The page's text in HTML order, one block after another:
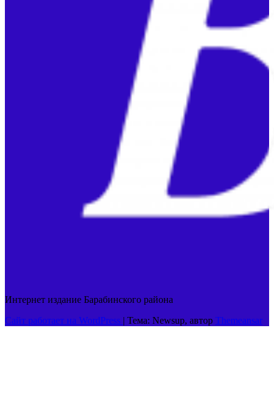
Интернет издание Барабинского района
Сайт работает на WordPress | Тема: Newsup, автор Themeansar